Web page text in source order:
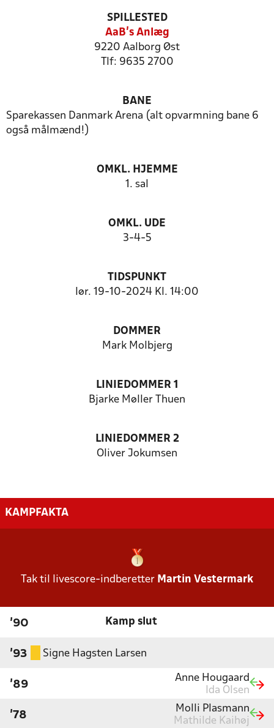
SPILLESTED
AaB's Anlæg
9220 Aalborg Øst
Tlf: 9635 2700
BANE
Sparekassen Danmark Arena (alt opvarmning bane 6
også målmænd!)
OMKL. HJEMME
1. sal
OMKL. UDE
3-4-5
TIDSPUNKT
lør. 19-10-2024 Kl. 14:00
DOMMER
Mark Molbjerg
LINIEDOMMER 1
Bjarke Møller Thuen
LINIEDOMMER 2
Oliver Jokumsen
KAMPFAKTA
Tak til livescore-indberetter Martin Vestermark
'90 Kamp slut
'93 Signe Hagsten Larsen
'89
Anne Hougaard
Ida Olsen
'78
Molli Plasmann
Mathilde Kaihøj